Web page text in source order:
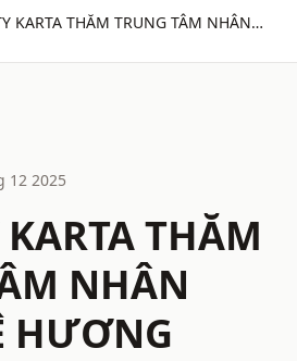
KARTA THĂM TRUNG TÂM NHÂN
12 2025
THĂM
NHÂN
HƯƠNG